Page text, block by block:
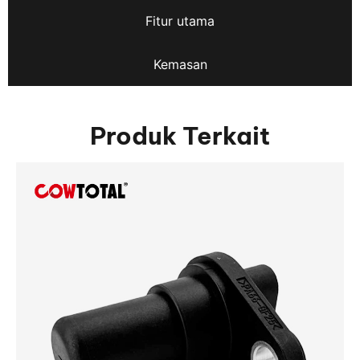
Fitur utama
Kemasan
Produk Terkait